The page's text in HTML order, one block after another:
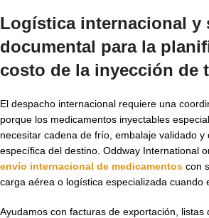
Logística internacional y
documental para la
costo de la inyección de
El despacho internacional requiere una
porque los medicamentos inyectables
necesitar cadena de frío, embalaje validado y
específica del destino. Oddway International
envío internacional de medicamentos con
carga aérea o logística especializada cuando
Ayudamos con facturas de exportación, listas